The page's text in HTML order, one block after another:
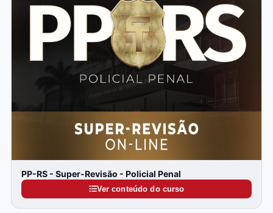
PP-RS - Super-Revisão - Policial Penal
Ver conteúdo do curso